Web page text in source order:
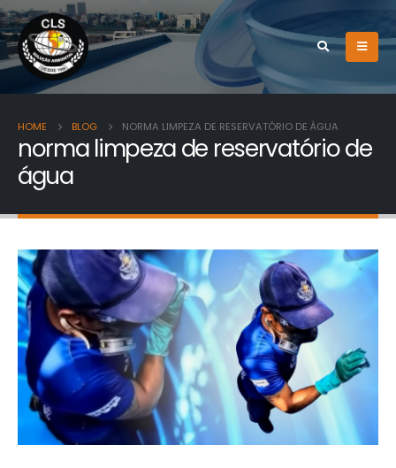
HOME BLOG NORMA LIMPEZA DE RESERVATÓRIO DE ÁGUA
norma limpeza de reservatório de
água